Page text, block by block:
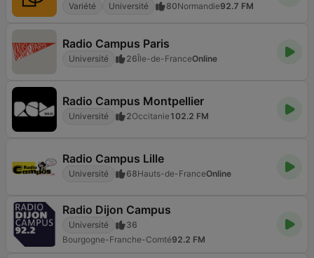
Variété
Université 80Normandie92.7 FM
Radio Campus Paris
Université 26Île-de-FranceOnline
Radio Campus Montpellier
Université 2Occitanie102.2 FM
Radio Campus Lille
Université 68Hauts-de-FranceOnline
Radio Dijon Campus
Université
36
Bourgogne-Franche-Comté92.2 FM